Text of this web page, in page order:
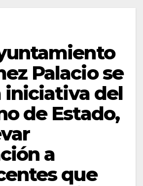
Palacio se
iniciativa del
de Estado,
a
que